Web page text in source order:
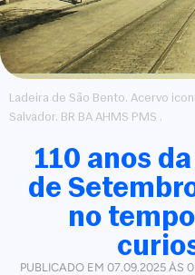
Ladeira de São Bento. Acervo
Salvador. BR BA AHMS PMS .
110 anos
de
no
PUBLICADO EM 07.09.2025 ÀS